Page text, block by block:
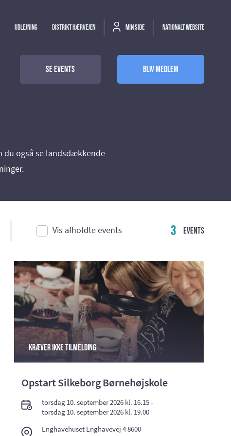
Udlejning Distrikt Hærvejen Min side Nationalt website
Se events Bliv medlem
du også se landsdækkende
Vis afholdte events 3 Events
Kræver ikke tilmelding
Opstart Silkeborg Børnehøjskole
torsdag 10. september 2026 kl. 16.15 -
torsdag 10. september 2026 kl. 19.00
Enghavehuset Enghavevej 4 8600